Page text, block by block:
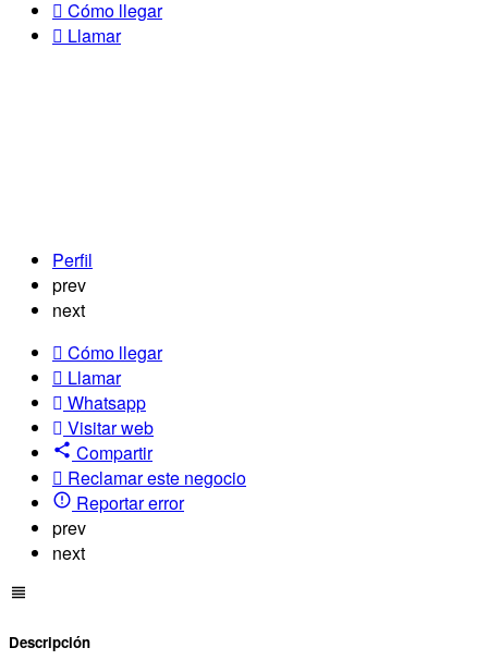
Cómo llegar
Llamar
Perfil
prev
next
Cómo llegar
Llamar
Whatsapp
Visitar web
Compartir
Reclamar este negocio
Reportar error
prev
next
Descripción